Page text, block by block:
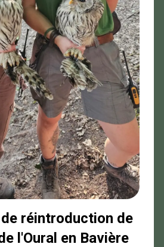
réintroduction de
l'Oural en Bavière